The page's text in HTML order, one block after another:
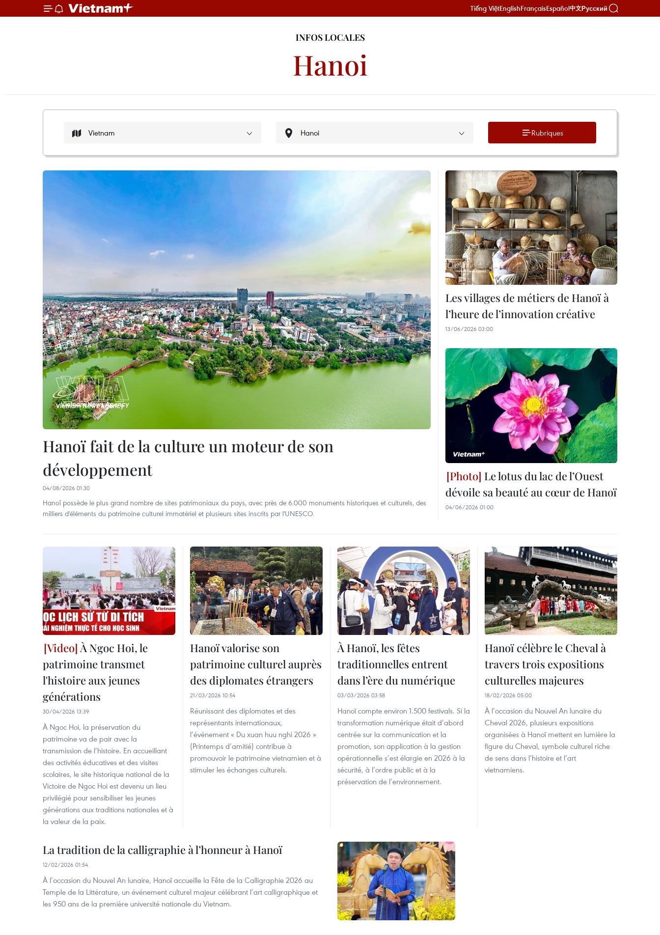
Tiếng ViệtEnglishFrançaisEspañol中文Русский
INFOS LOCALES
Hanoi
Rubriques
Hanoï fait de la culture un moteur de son
développement
04/08/2026 01:30
Hanoï possède le plus grand nombre de sites patrimoniaux du pays, avec près de 6.000 monuments historiques et culturels, des
milliers d'éléments du patrimoine culturel immatériel et plusieurs sites inscrits par l'UNESCO.
Les villages de métiers de Hanoï à
l’heure de l’innovation créative
13/06/2026 03:00
Le lotus du lac de l’Ouest
dévoile sa beauté au cœur de Hanoï
04/06/2026 01:00
À Ngoc Hoi, le
patrimoine transmet
l'histoire aux jeunes
générations
30/04/2026 13:39
À Ngoc Hoi, la préservation du
patrimoine va de pair avec la
transmission de l’histoire. En accueillant
des activités éducatives et des visites
scolaires, le site historique national de la
Victoire de Ngoc Hoi est devenu un lieu
privilégié pour sensibiliser les jeunes
générations aux traditions nationales et à
la valeur de la paix.
Hanoï valorise son
patrimoine culturel auprès
des diplomates étrangers
21/03/2026 10:54
Réunissant des diplomates et des
représentants internationaux,
l’événement « Du xuan huu nghi 2026 »
(Printemps d’amitié) contribue à
promouvoir le patrimoine vietnamien et à
stimuler les échanges culturels.
À Hanoï, les fêtes
traditionnelles entrent
dans l’ère du numérique
03/03/2026 03:58
Hanoï compte environ 1.500 festivals. Si la
transformation numérique était d’abord
centrée sur la communication et la
promotion, son application à la gestion
opérationnelle s’est élargie en 2026 à la
sécurité, à l’ordre public et à la
préservation de l’environnement.
Hanoï célèbre le Cheval à
travers trois expositions
culturelles majeures
18/02/2026 05:00
À l’occasion du Nouvel An lunaire du
Cheval 2026, plusieurs expositions
organisées à Hanoï mettent en lumière la
figure du Cheval, symbole culturel riche
de sens dans l’histoire et l’art
vietnamiens.
La tradition de la calligraphie à l’honneur à Hanoï
12/02/2026 01:54
À l’occasion du Nouvel An lunaire, Hanoï accueille la Fête de la Calligraphie 2026 au
Temple de la Littérature, un événement culturel majeur célébrant l’art calligraphique et
les 950 ans de la première université nationale du Vietnam.